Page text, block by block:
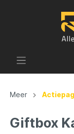
Meer
Giftbox